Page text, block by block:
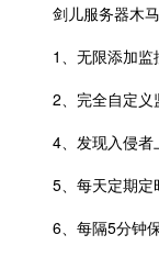
剑儿服务器木
1、无限添加监
2、完全自定义
4、发现入侵者
5、每天定期定
6、每隔5分钟